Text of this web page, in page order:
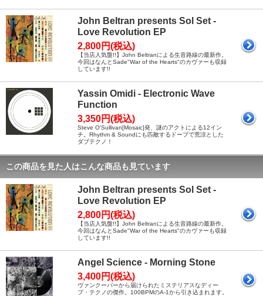
John Beltran presents Sol Set -
Love Revolution EP
2,800円(税込)
【当店人気盤!!】John Beltranによる生音路線の最新作。
今回はなんとSade"War of the Hearts"のカヴァーも収録
しています!!
Yassin Omidi - Electronic Wave
Function
3,350円(税込)
Steve O'Sullivan[Mosaic]発、謎のアクトによる12イン
チ。Rhythm & Soundにも匹敵するドープで荒涼とした
ダブテクノ！
この商品を見た人はこんな商品も見ています
John Beltran presents Sol Set -
Love Revolution EP
2,800円(税込)
【当店人気盤!!】John Beltranによる生音路線の最新作。
今回はなんとSade"War of the Hearts"のカヴァーも収録
しています!!
Angel Science - Morning Stone
3,400円(税込)
ヴァンクーバーから届けられたミステリアスなディー
プ・テクノの傑作。100BPMのA-1から引き込まれます。